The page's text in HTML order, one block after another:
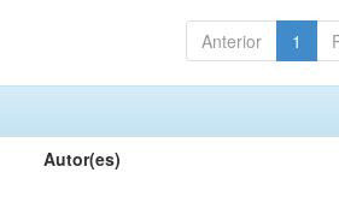
Anterior 1
Autor(es)